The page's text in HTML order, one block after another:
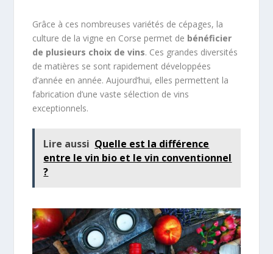
Grâce à ces nombreuses variétés de cépages, la
culture de la vigne en Corse permet de bénéficier
de plusieurs choix de vins. Ces grandes diversités
de matières se sont rapidement développées
d’année en année. Aujourd’hui, elles permettent la
fabrication d’une vaste sélection de vins
exceptionnels.
Lire aussi Quelle est la différence
entre le vin bio et le vin conventionnel
?